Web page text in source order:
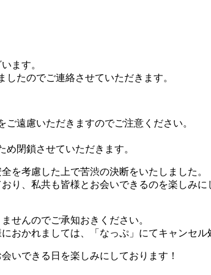
ます。
たのでご連絡させていただきます。
遠慮いただきますのでご注意ください。
閉鎖させていただきます。
を考慮した上で苦渋の決断をいたしました。
り、私共も皆様とお会いできるのを楽しみに
せんのでご承知おきください。
かれましては、「なっぷ」にてキャンセル
いできる日を楽しみにしております！